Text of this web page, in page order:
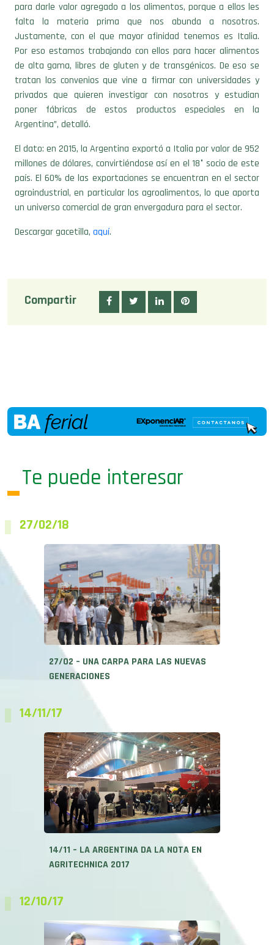
para darle valor agregado a los alimentos, porque a ellos les
falta la materia prima que nos abunda a nosotros.
Justamente, con el que mayor afinidad tenemos es Italia.
Por eso estamos trabajando con ellos para hacer alimentos
de alta gama, libres de gluten y de transgénicos. De eso se
tratan los convenios que vine a firmar con universidades y
privados que quieren investigar con nosotros y estudian
poner fábricas de estos productos especiales en la
Argentina”, detalló.
El dato: en 2015, la Argentina exportó a Italia por valor de 952
millones de dólares, convirtiéndose así en el 18° socio de este
país. El 60% de las exportaciones se encuentran en el sector
agroindustrial, en particular los agroalimentos, lo que aporta
un universo comercial de gran envergadura para el sector.
Descargar gacetilla, aquí.
Compartir
Te puede interesar
27/02/18
27/02 – UNA CARPA PARA LAS NUEVAS
GENERACIONES
14/11/17
14/11 – LA ARGENTINA DA LA NOTA EN
AGRITECHNICA 2017
12/10/17